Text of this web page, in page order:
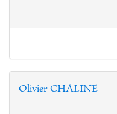
Olivier CHALINE